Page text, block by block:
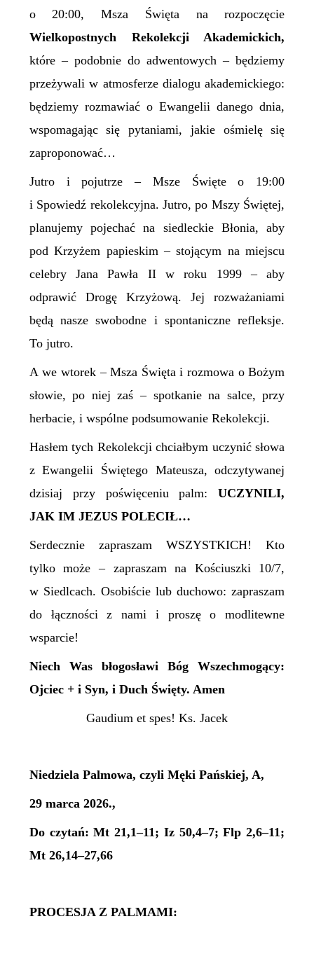
o 20:00, Msza Święta na rozpoczęcie
Wielkopostnych Rekolekcji Akademickich,
które – podobnie do adwentowych – będziemy
przeżywali w atmosferze dialogu akademickiego:
będziemy rozmawiać o Ewangelii danego dnia,
wspomagając się pytaniami, jakie ośmielę się
zaproponować…
Jutro i pojutrze – Msze Święte o 19:00
i Spowiedź rekolekcyjna. Jutro, po Mszy Świętej,
planujemy pojechać na siedleckie Błonia, aby
pod Krzyżem papieskim – stojącym na miejscu
celebry Jana Pawła II w roku 1999 – aby
odprawić Drogę Krzyżową. Jej rozważaniami
będą nasze swobodne i spontaniczne refleksje.
To jutro.
A we wtorek – Msza Święta i rozmowa o Bożym
słowie, po niej zaś – spotkanie na salce, przy
herbacie, i wspólne podsumowanie Rekolekcji.
Hasłem tych Rekolekcji chciałbym uczynić słowa
z Ewangelii Świętego Mateusza, odczytywanej
dzisiaj przy poświęceniu palm:
UCZYNILI,
JAK IM JEZUS POLECIŁ…
Serdecznie zapraszam WSZYSTKICH! Kto
tylko może – zapraszam na Kościuszki 10/7,
w Siedlcach. Osobiście lub duchowo: zapraszam
do łączności z nami i proszę o modlitewne
wsparcie!
Niech Was błogosławi Bóg Wszechmogący:
Ojciec + i Syn, i Duch Święty. Amen
Gaudium et spes! Ks. Jacek
Niedziela Palmowa, czyli Męki Pańskiej, A,
29 marca 2026.,
Do czytań: Mt 21,1–11; Iz 50,4–7; Flp 2,6–11;
Mt 26,14–27,66
PROCESJA Z PALMAMI: